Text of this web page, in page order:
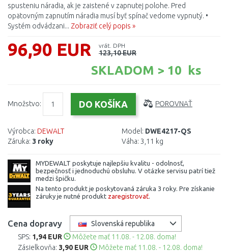
spusteniu náradia, ak je zaistené v zapnutej polohe. Pred
opätovným zapnutím náradia musí byť spínač vedome vypnutý. •
Systém odvádzani... Zobraziť celý popis »
96,90 EUR vrát. DPH
123,10 EUR
SKLADOM > 10 ks
Množstvo: POROVNAŤ
Výrobca: DEWALT
Záruka: 3 roky
Model: DWE4217-QS
Váha: 3,11 kg
MYDEWALT poskytuje najlepšiu kvalitu - odolnosť,
bezpečnosť i jednoduchú obsluhu. V otázke servisu patrí tiež
medzi špičku.
Na tento produkt je poskytovaná záruka 3 roky. Pre získanie
záruky je nutné produkt zaregistrovať.
Cena dopravy
Slovenská republika
SPS: 1,94 EUR
Môžete mať 11.08. - 12.08. doma!
Zásielkovňa: 3,90 EUR Môžete mať 11.08. - 12.08. doma!